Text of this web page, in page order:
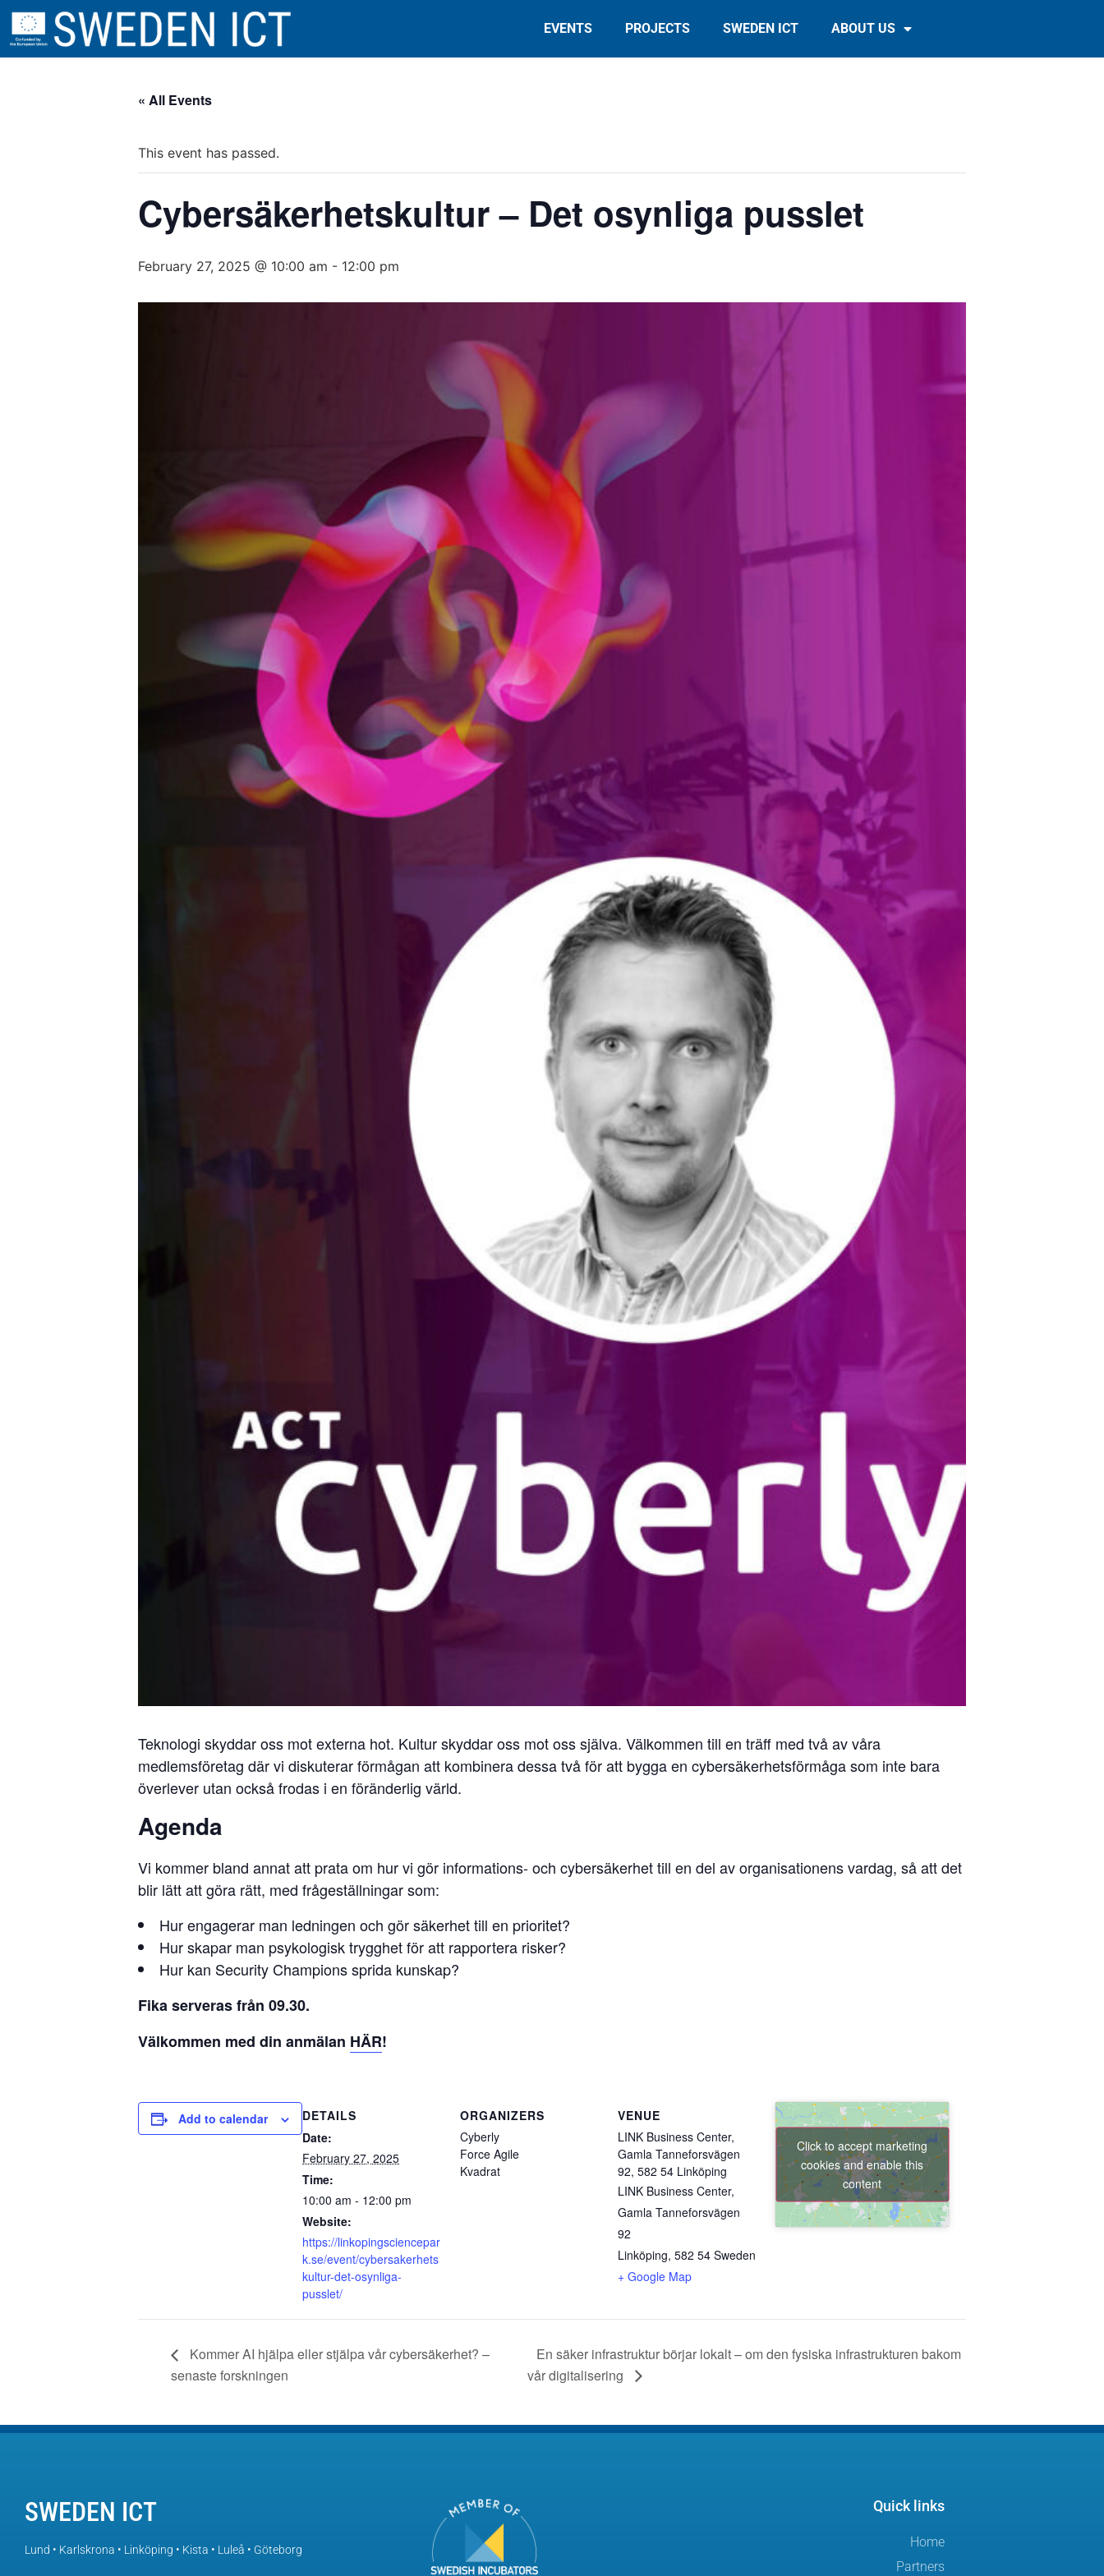
EVENTS PROJECTS SWEDEN ICT ABOUT US
« All Events
This event has passed.
Cybersäkerhetskultur – Det osynliga pusslet
February 27, 2025 @ 10:00 am - 12:00 pm
Teknologi skyddar oss mot externa hot. Kultur skyddar oss mot oss själva. Välkommen till en träff med två av våra
medlemsföretag där vi diskuterar förmågan att kombinera dessa två för att bygga en cybersäkerhetsförmåga som inte bara
överlever utan också frodas i en föränderlig värld.
Agenda
Vi kommer bland annat att prata om hur vi gör informations- och cybersäkerhet till en del av organisationens vardag, så att det
blir lätt att göra rätt, med frågeställningar som:
Hur engagerar man ledningen och gör säkerhet till en prioritet?
Hur skapar man psykologisk trygghet för att rapportera risker?
Hur kan Security Champions sprida kunskap?
Fika serveras från 09.30.
Välkommen med din anmälan HÄR!
Add to calendar
DETAILS
Date:
February 27, 2025
Time:
10:00 am - 12:00 pm
Website:
https://linkopingsciencepar
k.se/event/cybersakerhets
kultur-det-osynliga-
pusslet/
ORGANIZERS
Cyberly
Force Agile
Kvadrat
VENUE
LINK Business Center,
Gamla Tanneforsvägen
92, 582 54 Linköping
LINK Business Center,
Gamla Tanneforsvägen
92
Linköping, 582 54 Sweden
+ Google Map
Click to accept marketing
cookies and enable this
content
Kommer AI hjälpa eller stjälpa vår cybersäkerhet? –
senaste forskningen
En säker infrastruktur börjar lokalt – om den fysiska infrastrukturen bakom
vår digitalisering
SWEDEN ICT
Lund • Karlskrona • Linköping • Kista • Luleå • Göteborg
Quick links
Home
Partners